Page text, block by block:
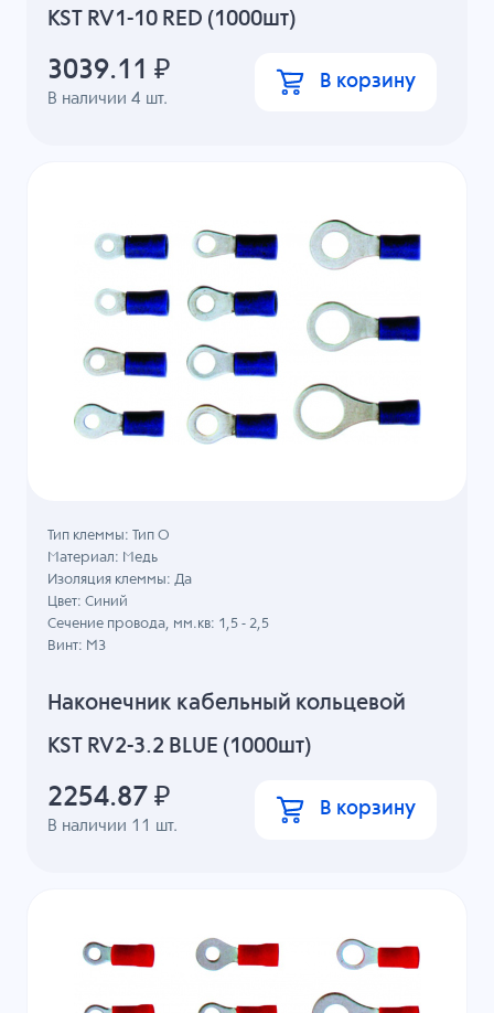
KST RV1-10 RED (1000шт)
В наличии4 шт.
3039.11 ₽ В корзину
Наконечник кабельный кольцевой
KST RV2-3.2 BLUE (1000шт)
В наличии 11 шт.
Тип клеммы: Тип О
Материал: Медь
Изоляция клеммы: Да
Цвет: Синий
Сечение провода, мм.кв: 1,5 - 2,5
Винт: M3
2254.87 ₽ В корзину